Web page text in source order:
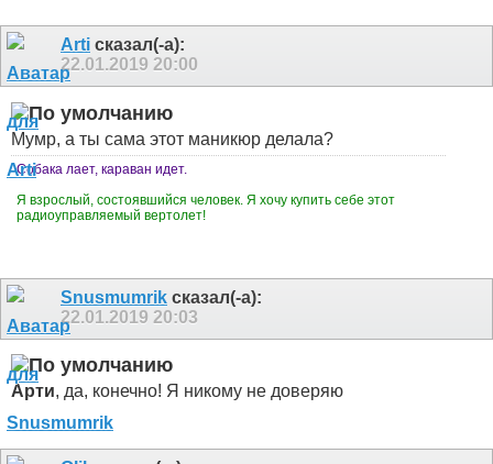
Arti сказал(-а):
22.01.2019 20:00
Мумр, а ты сама этот маникюр делала?
Собака лает, караван идет.
Я взрослый, состоявшийся человек. Я хочу купить себе этот
радиоуправляемый вертолет!
Snusmumrik сказал(-а):
22.01.2019 20:03
Арти, да, конечно! Я никому не доверяю